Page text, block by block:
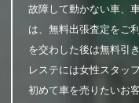
故障して動かない車、
は、無料出張査定をご
を交わした後は無料引
レステには女性スタッ
初めて車を売りたいお